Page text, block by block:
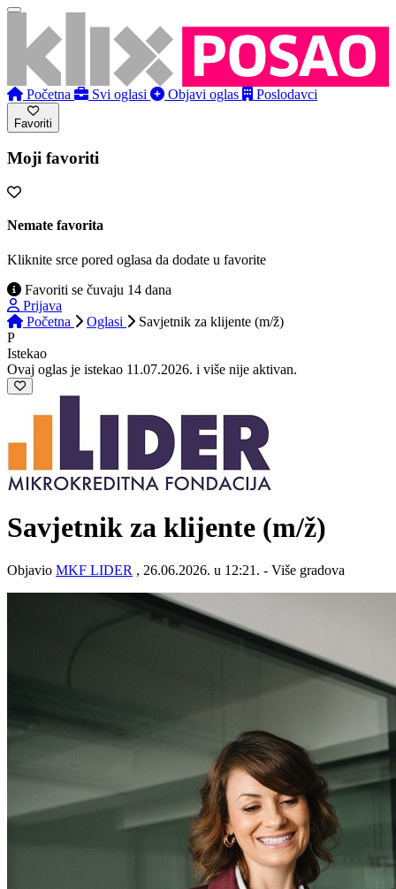
Početna Svi oglasi Objavi oglas Poslodavci
Favoriti
Moji favoriti
Nemate favorita
Kliknite srce pored oglasa da dodate u favorite
Favoriti se čuvaju 14 dana
Prijava
Početna
Oglasi
Savjetnik za klijente (m/ž)
P
Istekao
Ovaj oglas je istekao 11.07.2026. i više nije aktivan.
Savjetnik za klijente (m/ž)
Objavio MKF LIDER , 26.06.2026. u 12:21. - Više gradova